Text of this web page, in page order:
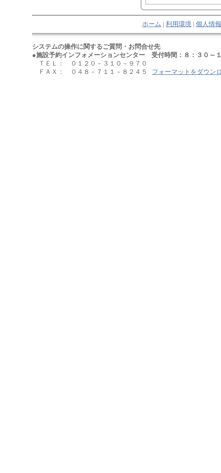
ホーム 利用環境 個人情
システムの操作に関するご質問・お問合せ先
●施設予約インフォメーションセンター 受付時間：８：３０～
ＴＥＬ： ０１２０－３１０－９７０
ＦＡＸ： ０４８－７１１－８２４５
フォーマットをダウン